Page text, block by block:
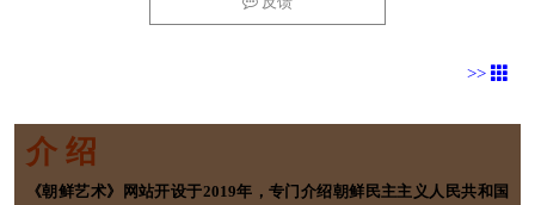
>>
介 绍
《朝鲜艺术》网站开设于2019年，专门介绍朝鲜民主主义人民共和国